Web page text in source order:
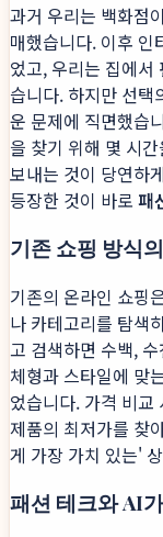
과거 우리는 백화점
매했습니다. 이후 인
었고, 우리는 집에서
습니다. 하지만 선택
운 문제에 직면했습
을 찾기 위해 몇 시
보내는 것이 당연하
등장한 것이 바로 패
기존 쇼핑 방식
기존의 온라인 쇼핑
나 카테고리를 탐색
고 검색하면 수백,
체형과 스타일에 맞
었습니다. 가격 비교
제품의 최저가를 찾
게 가장 가치 있는'
패션 테크와 AI